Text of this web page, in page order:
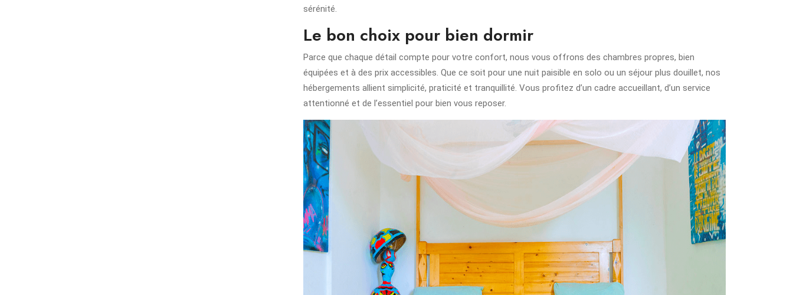
sérénité.
Le bon choix pour bien dormir
Parce que chaque détail compte pour votre confort, nous vous offrons des chambres propres, bien
équipées et à des prix accessibles. Que ce soit pour une nuit paisible en solo ou un séjour plus douillet, nos
hébergements allient simplicité, praticité et tranquillité. Vous profitez d’un cadre accueillant, d’un service
attentionné et de l’essentiel pour bien vous reposer.